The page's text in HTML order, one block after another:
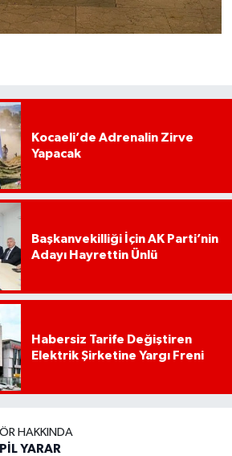
Kocaeli’de Adrenalin Zirve
Yapacak
Başkanvekilliği İçin AK Parti’nin
Adayı Hayrettin Ünlü
Habersiz Tarife Değiştiren
Elektrik Şirketine Yargı Freni
HAKKINDA
YARAR